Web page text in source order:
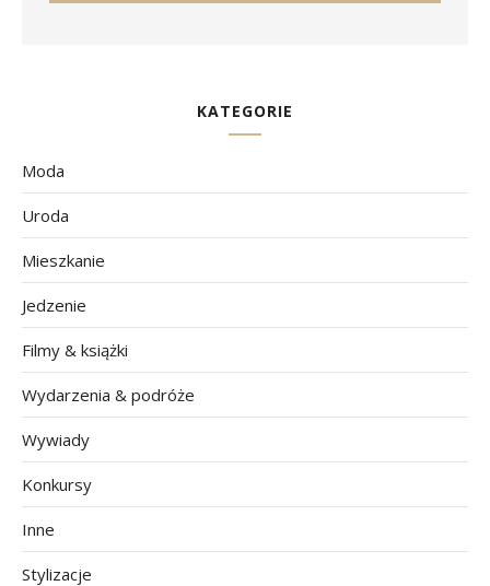
KATEGORIE
Moda
Uroda
Mieszkanie
Jedzenie
Filmy & książki
Wydarzenia & podróże
Wywiady
Konkursy
Inne
Stylizacje